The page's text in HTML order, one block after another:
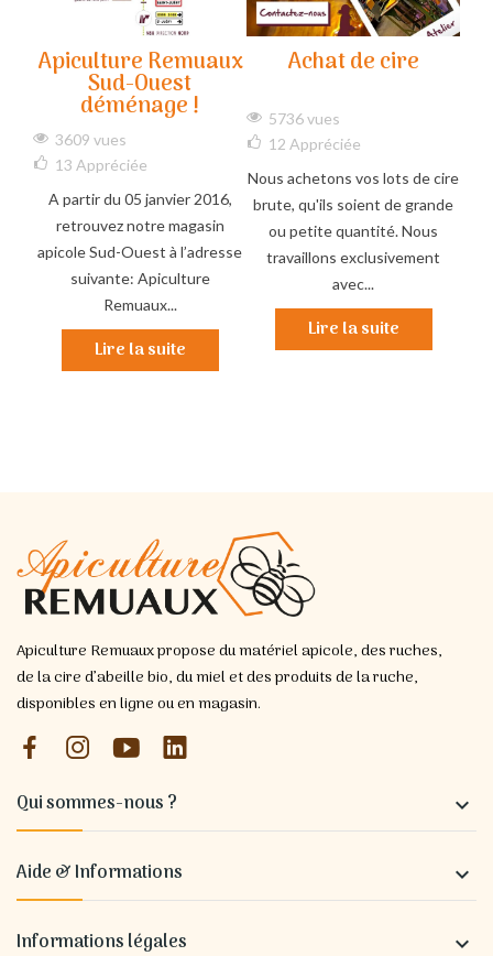
Apiculture Remuaux
Sud-Ouest
déménage !
3609 vues
13 Appréciée
A partir du 05 janvier 2016,
retrouvez notre magasin
apicole Sud-Ouest à l’adresse
suivante: Apiculture
Remuaux...
Lire la suite
Achat de cire
5736 vues
12 Appréciée
Nous achetons vos lots de cire
brute, qu'ils soient de grande
ou petite quantité. Nous
travaillons exclusivement
avec...
Lire la suite
Apiculture Remuaux propose du matériel apicole, des ruches,
de la cire d’abeille bio, du miel et des produits de la ruche,
disponibles en ligne ou en magasin.
Qui sommes-nous ? 
Aide & Informations 
Informations légales 